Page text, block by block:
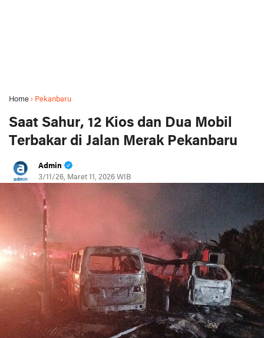
Home › Pekanbaru
Saat Sahur, 12 Kios dan Dua Mobil
Terbakar di Jalan Merak Pekanbaru
Admin
3/11/26, Maret 11, 2026 WIB